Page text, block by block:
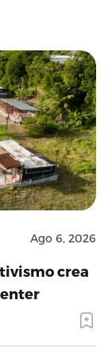
Ago 6, 2026
crea